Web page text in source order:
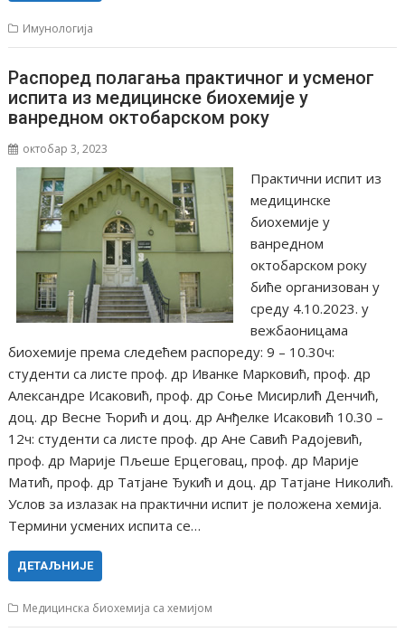
Имунологија
Распоред полагања практичног и усменог
испита из медицинске биохемије у
ванредном октобарском року
октобар 3, 2023
Практични испит из
медицинске
биохемије у
ванредном
октобарском року
биће организован у
среду 4.10.2023. у
вежбаоницама
биохемије према следећем распореду: 9 – 10.30ч:
студенти са листе проф. др Иванке Марковић, проф. др
Александре Исаковић, проф. др Соње Мисирлић Денчић,
доц. др Весне Ћорић и доц. др Анђелке Исаковић 10.30 –
12ч: студенти са листе проф. др Ане Савић Радојевић,
проф. др Марије Пљеше Ерцеговац, проф. др Марије
Матић, проф. др Татјане Ђукић и доц. др Татјане Николић.
Услов за излазак на практични испит је положена хемија.
Термини усмених испита се…
ДЕТАЉНИЈЕ
Медицинска биохемија са хемијом